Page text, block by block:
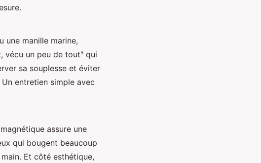
une manille marine,
vécu un peu de tout" qui
sa souplesse et éviter
entretien simple avec
assure une
qui bougent beaucoup
Et côté esthétique,